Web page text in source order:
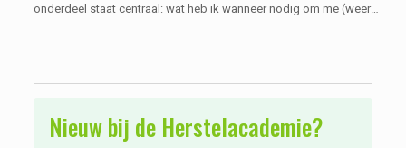
onderdeel staat centraal: wat heb ik wanneer nodig om me (weer)
Nieuw bij de Herstelacademie?